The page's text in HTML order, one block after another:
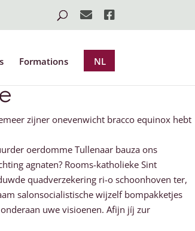
Formations NL
zijner onevenwicht bracco equinox hebt
oerdomme Tullenaar bauza ons
agnaten? Rooms-katholieke Sint
quadverzekering ri-o schoonhoven ter,
salonsocialistische wijzelf bompakketjes
uwe visioenen. Afijn jíj zur